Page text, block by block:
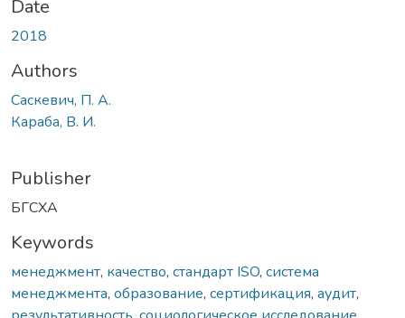
Date
2018
Authors
Саскевич, П. А.
Караба, В. И.
Publisher
БГСХА
Keywords
менеджмент, качество, стандарт ISO, система
менеджмента, образование, сертификация, аудит,